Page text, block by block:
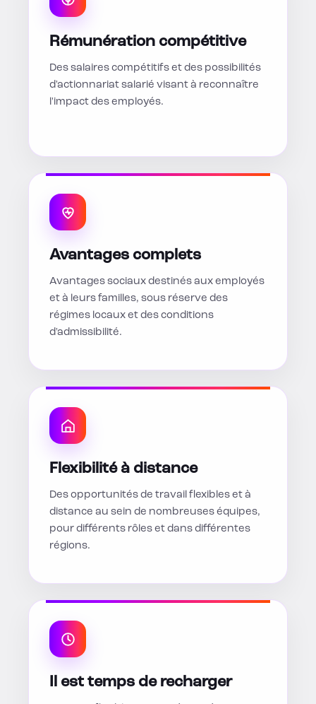
Rémunération compétitive
Des salaires compétitifs et des possibilités
d'actionnariat salarié visant à reconnaître
l'impact des employés.
Avantages complets
Avantages sociaux destinés aux employés
et à leurs familles, sous réserve des
régimes locaux et des conditions
d'admissibilité.
Flexibilité à distance
Des opportunités de travail flexibles et à
distance au sein de nombreuses équipes,
pour différents rôles et dans différentes
régions.
Il est temps de recharger